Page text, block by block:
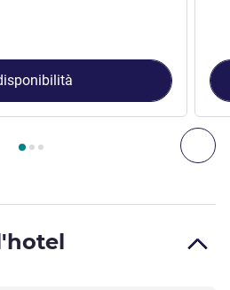
: Camera Classic non fumatori